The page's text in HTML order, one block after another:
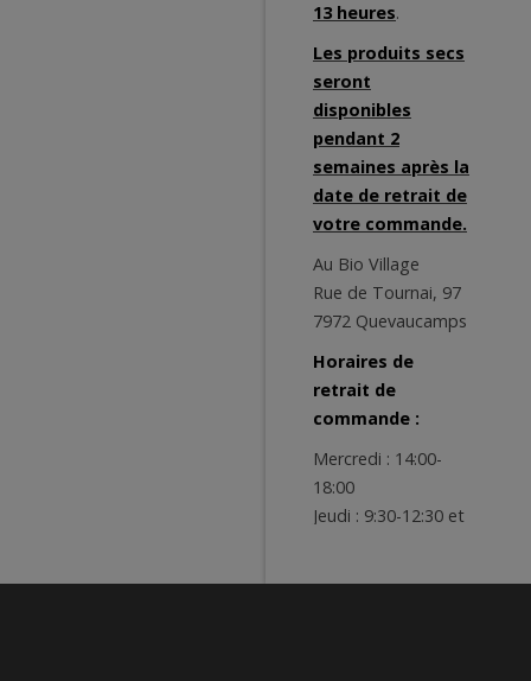
13 heures.
Les produits secs
seront
disponibles
pendant 2
semaines après la
date de retrait de
votre commande.
Au Bio Village
Rue de Tournai, 97
7972 Quevaucamps
Horaires de
retrait de
commande :
Mercredi : 14:00-
18:00
Jeudi : 9:30-12:30 et